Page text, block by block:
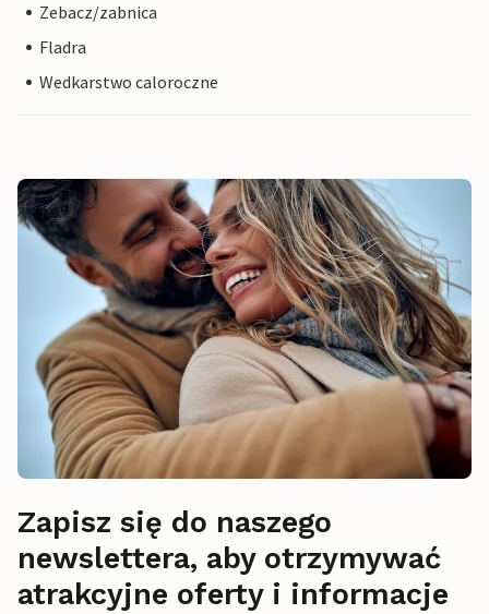
Zebacz/zabnica
Fladra
Wedkarstwo caloroczne
Zapisz się do naszego
newslettera, aby otrzymywać
atrakcyjne oferty i informacje